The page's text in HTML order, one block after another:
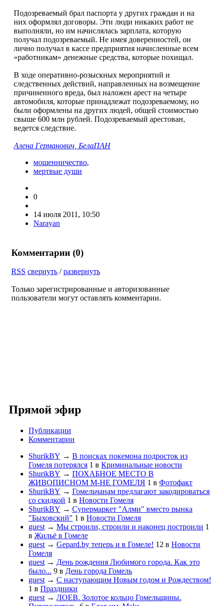
Подозреваемый брал паспорта у других граждан и на
них оформлял договоры. Эти люди никаких работ не
выполняли, но им начислялась зарплата, которую
получал подозреваемый. Не имея доверенностей, он
лично получал в кассе предприятия начисленные всем
«работникам» денежные средства, которые похищал.
В ходе оперативно-розыскных мероприятий и
следственных действий, направленных на возмещение
причиненного вреда, был наложен арест на четыре
автомобиля, которые принадлежат подозреваемому, но
были оформлены на других людей, общей стоимостью
свыше 600 млн рублей. Подозреваемый арестован,
ведется следствие.
Алена Германович, БелаПАН
мошенничество,
мертвые души
0
14 июля 2011, 10:50
Narayan
Комментарии (0)
RSS свернуть /развернуть
Только зарегистрированные и авторизованные
пользователи могут оставлять комментарии.
Прямой эфир
Публикации
Комментарии
ShurikBY → В поисках покемона подросток из
Гомеля потерялся 1 в Криминальные новости
ShurikBY → ПОХАБНОЕ МЕСТО В
ЖИВОПИСНОМ М-НЕ ГОМЕЛЯ 1 в Фотофакт
ShurikBY → Гомельчанам предлагают закодироваться
со скидкой 1 в Новости Гомеля
ShurikBY → Супермаркет "Алми" вместо рынка
"Быховский" 1 в Новости Гомеля
guest → Мы строили, строили и наконец построили 1
в Жильё в Гомеле
guest → Gepard.by теперь и в Гомеле! 12 в Новости
Гомеля
guest → День рождения Любимого города. Как это
было... 9 в День города Гомель
guest → С наступающим Новым годом и Рождеством!
1 в Праздники
guest → ЛОЕВ. Золотое кольцо Гомельщины.